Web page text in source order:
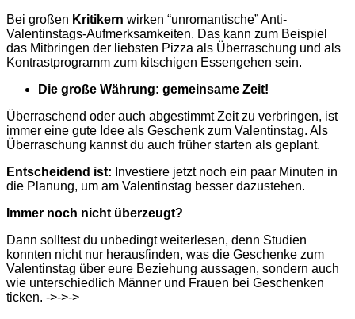
Bei großen Kritikern wirken “unromantische” Anti-
Valentinstags-Aufmerksamkeiten. Das kann zum Beispiel
das Mitbringen der liebsten Pizza als Überraschung und als
Kontrastprogramm zum kitschigen Essengehen sein.
Die große Währung: gemeinsame Zeit!
Überraschend oder auch abgestimmt Zeit zu verbringen, ist
immer eine gute Idee als Geschenk zum Valentinstag. Als
Überraschung kannst du auch früher starten als geplant.
Entscheidend ist: Investiere jetzt noch ein paar Minuten in
die Planung, um am Valentinstag besser dazustehen.
Immer noch nicht überzeugt?
Dann solltest du unbedingt weiterlesen, denn Studien
konnten nicht nur herausfinden, was die Geschenke zum
Valentinstag über eure Beziehung aussagen, sondern auch
wie unterschiedlich Männer und Frauen bei Geschenken
ticken. ->->->